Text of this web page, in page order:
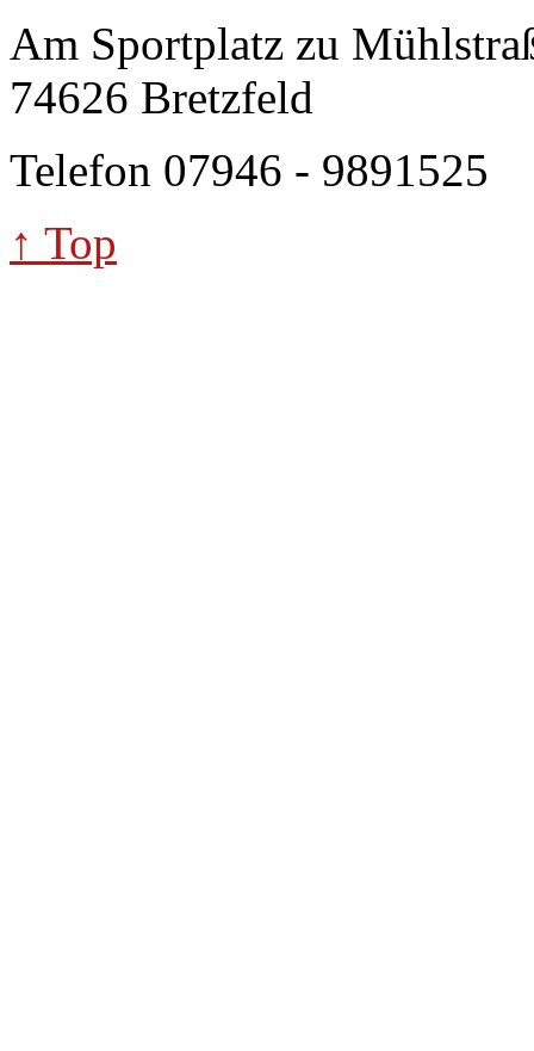
Am Sportplatz zu
74626 Bretzfeld
Telefon 07946 - 9891525
↑ Top